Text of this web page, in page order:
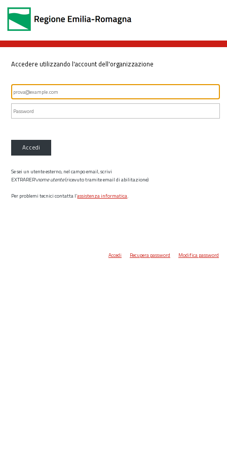
Accedere utilizzando l'account dell'organizzazione
Accedi
Se sei un utente esterno, nel campo email, scrivi
EXTRARER\nome utente(ricevuto tramite email di abilitazione)
Per problemi tecnici contatta l’assistenza informatica.
Accedi Recupera password Modifica password